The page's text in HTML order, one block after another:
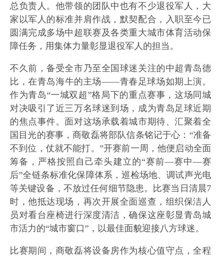
总负责人。他带领的团队中也有不少退役军人，大
家以军人的标准并肩作战，默契配合，入职至今已
圆满完成多场中超联赛及各类重大城市体育活动保
障任务，用集体力量彰显退役军人的担当。
不久前，备受全市乃至全国球迷关注的中超青岛德
比，在青岛海牛的主场——青春足球场如期上演。
作为青岛“一城双超”格局下的重点赛事，这场同城
对决吸引了近三万名球迷到场，成为青岛足球近期
的焦点事件。面对这场承载着城市期待、汇聚着全
国目光的赛事，商敬磊将部队信条铭记于心：“准备
不到位，仗就不能打。”开赛前一周，他便启动全面
筹备，严格按照自己牵头建立的“赛前—赛中—赛
后”全链条标准化保障体系，巡检场地、调试声光电
等关键设备，不放过任何细节隐患。比赛当日清晨7
时，他抵达现场，再次开展全面巡查，组织保洁人
员对看台座椅进行深度清洁，确保这座彰显青岛城
市活力的“城市窗口”，以最佳面貌迎接八方球迷。
比赛期间，商敬磊将设备房作为核心值守点，全程